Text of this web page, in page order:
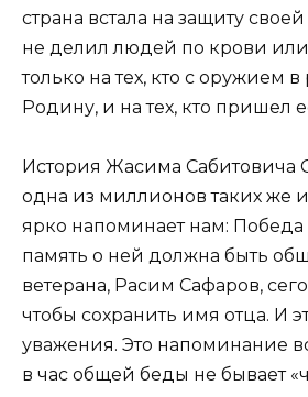
страна встала на защиту
не делил людей по крови
только на тех, кто с оружием
Родину, и на тех, кто пришел
История Жасима Сабитовича
одна из миллионов таких же
ярко напоминает нам:
память о ней должна быть
ветерана, Расим Сафаров,
чтобы сохранить имя отца. И
уважения. Это напоминание
в час общей беды не бывает